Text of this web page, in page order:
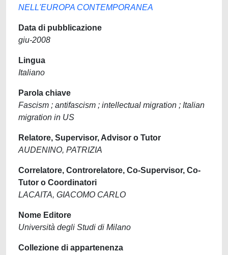
NELL'EUROPA CONTEMPORANEA
Data di pubblicazione
giu-2008
Lingua
Italiano
Parola chiave
Fascism ; antifascism ; intellectual migration ; Italian
migration in US
Relatore, Supervisor, Advisor o Tutor
AUDENINO, PATRIZIA
Correlatore, Controrelatore, Co-Supervisor, Co-
Tutor o Coordinatori
LACAITA, GIACOMO CARLO
Nome Editore
Università degli Studi di Milano
Collezione di appartenenza